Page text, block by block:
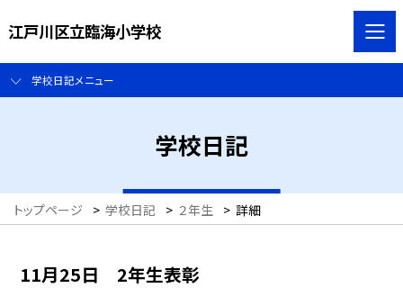
江戸川区立臨海小学校
学校日記メニュー
学校日記
トップページ > 学校日記 > ２年生 > 詳細
11月25日 2年生表彰